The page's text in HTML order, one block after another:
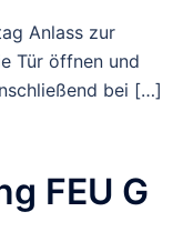
Anlass zur
Tür öffnen und
bei […]
FEU G